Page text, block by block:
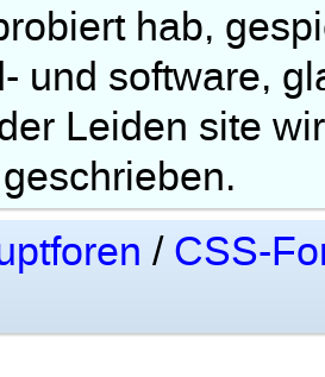
hab,
und software,
Leiden site
/ CSS-